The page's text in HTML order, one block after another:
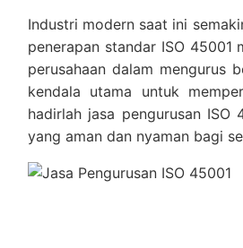
Industri modern saat ini
penerapan standar ISO 45001
perusahaan dalam mengurus
kendala utama untuk
hadirlah jasa pengurusan ISO
yang aman dan nyaman bagi